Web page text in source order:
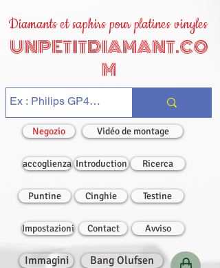
Diamants et saphirs pour platines vinyles
UNPETITDIAMANT.CO
M
Negozio Vidéo de montage
accoglienza Introduction Ricerca
Puntine Cinghie Testine
Impostazioni Contact Avviso
Immagini Bang Olufsen